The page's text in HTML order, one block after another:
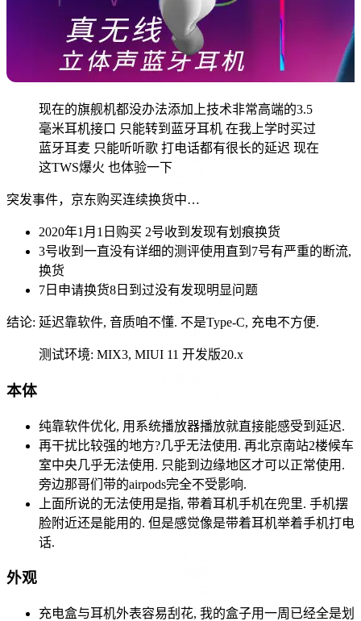
ansible
anywhere
Astro
bilibil
bilibili
bilibiliapi
c-states
cdn
cef
chrome
chromium
Compact
docker
douyu
HA
Home Assistant
install
jsdelivr
LCUAPI
leagueskin
lift1
node
Options Framework
permissions
Postgresql
push+
pyqt
pyside
pyside6
python点到为止
现在的旗舰机都没办法添加上技术非常高端的3.5
毫米耳机接口 只能转到蓝牙耳机 在我上学时买过
蓝牙耳麦 只能听听歌 打电话都有很长的延迟 现在
这TWS爆火 也体验一下
突发事件，京东购买连续换货中…
2020年1月1日购买 2号收到发现有划痕换货
3号收到一直没有详细的测评使用直到7号有严重的断流,
换货
7日申请换货8日到过没有发现明显问题
结论: 延迟靠软件, 音质咱不懂. 不是Type-C, 充电不方便.
测试环境: MIX3, MIUI 11 开发版20.x
本体
纯靠软件优化, 用系统播放器播放就直接能感受到延迟.
再干扰比较强的地方?几乎无法使用. 再北京南站2楼候车
室中央几乎无法使用. 只能到边缘地区才可以正常使用.
旁边那哥们带的airpods完全不受影响.
上面所说的无法使用是指, 带着耳机手机在兜里. 手机摆
脸附近还是能用的. 但是感觉像是带着耳机举着手机打电
话.
外观
充电盒与耳机外表容易刮花, 我的盒子用一周已经全是划